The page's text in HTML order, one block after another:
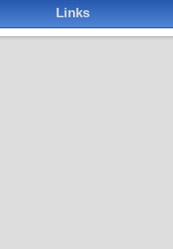
Links